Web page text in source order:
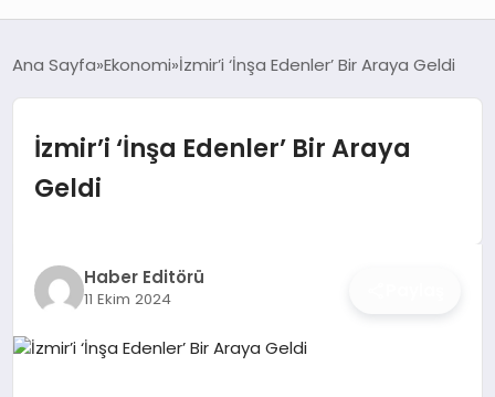
DEMOLAR
MEGA MENÜ
OYUN
Ana Sayfa Ekonomi İzmir’i ‘İnşa Edenler’ Bir Araya Geldi
İzmir’i ‘İnşa Edenler’ Bir Araya
Geldi
Haber Editörü
11 Ekim 2024